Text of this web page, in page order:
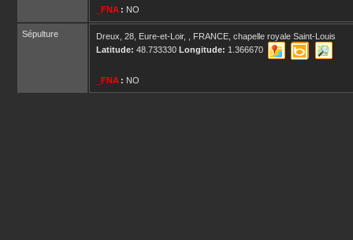
_FNA : NO
Sépulture
Dreux, 28, Eure-et-Loir, , FRANCE, chapelle royale Saint-Louis
Latitude: 48.733330 Longitude: 1.366670
_FNA : NO